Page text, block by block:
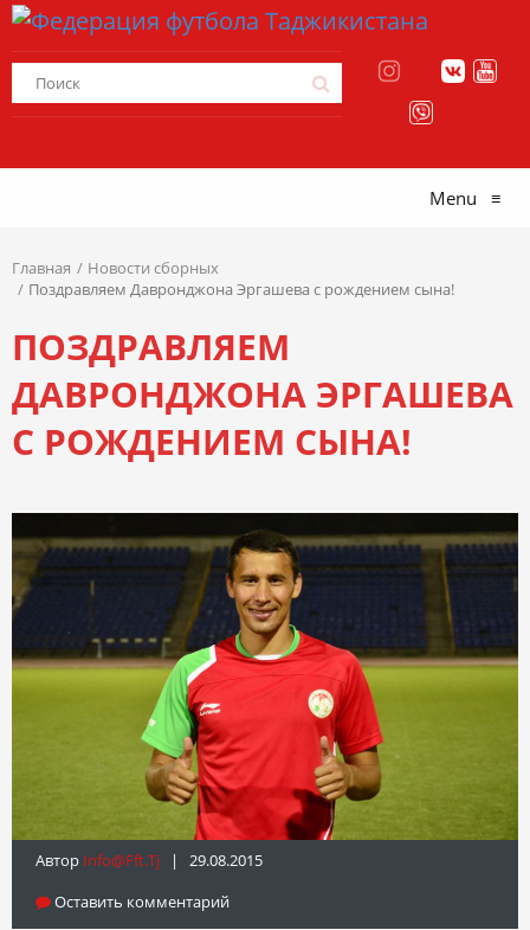
Menu ≡
Главная
Новости сборных
Поздравляем Давронджона Эргашева с рождением сына!
ПОЗДРАВЛЯЕМ
ДАВРОНДЖОНА ЭРГАШЕВА
С РОЖДЕНИЕМ СЫНА!
Автор Info@fft.tj | 29.08.2015
Оставить комментарий